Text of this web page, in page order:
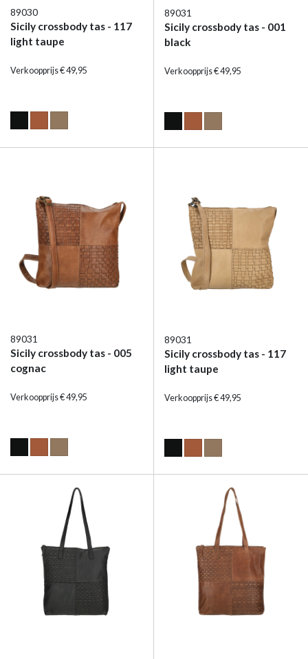
89030
Sicily crossbody tas - 117
light taupe
Verkoopprijs € 49,95
89031
Sicily crossbody tas - 001
black
Verkoopprijs € 49,95
89031
Sicily crossbody tas - 005
cognac
Verkoopprijs € 49,95
89031
Sicily crossbody tas - 117
light taupe
Verkoopprijs € 49,95